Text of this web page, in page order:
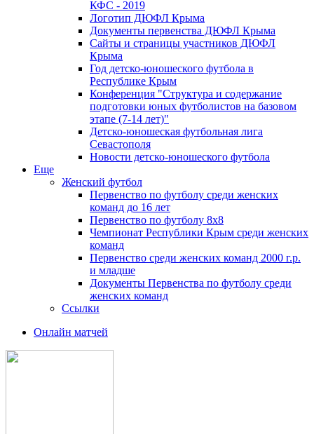
КФС - 2019
Логотип ДЮФЛ Крыма
Документы первенства ДЮФЛ Крыма
Сайты и страницы участников ДЮФЛ
Крыма
Год детско-юношеского футбола в
Республике Крым
Конференция "Структура и содержание
подготовки юных футболистов на базовом
этапе (7-14 лет)"
Детско-юношеская футбольная лига
Севастополя
Новости детско-юношеского футбола
Еще
Женский футбол
Первенство по футболу среди женских
команд до 16 лет
Первенство по футболу 8х8
Чемпионат Республики Крым среди женских
команд
Первенство среди женских команд 2000 г.р.
и младше
Документы Первенства по футболу среди
женских команд
Ссылки
Онлайн матчей